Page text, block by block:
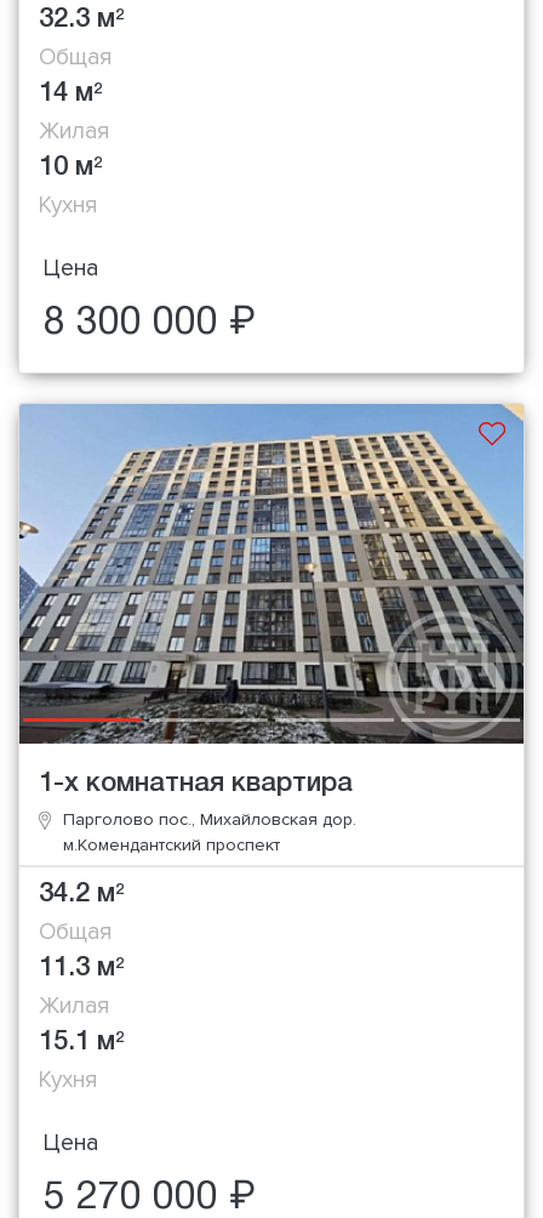
32.3 м2
Общая
14 м2
Жилая
10 м2
Кухня
Цена
8 300 000 ₽
1-х комнатная квартира
Парголово пос., Михайловская дор.
м.Комендантский проспект
34.2 м2
Общая
11.3 м2
Жилая
15.1 м2
Кухня
Цена
5 270 000 ₽